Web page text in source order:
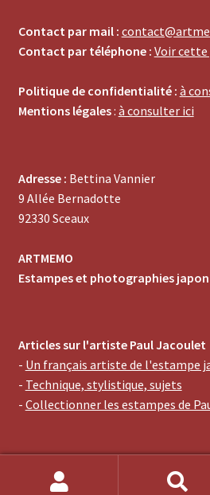
Contact par mail :
Contact par téléphone : Voir cette
Politique de confidentialité : à
Mentions légales: à consulter ici
Adresse : Bettina Vannier
9 Allée Bernadotte
92330 Sceaux
ARTMEMO
Estampes et photographies
Articles sur l'artiste Paul Jacoulet
- Un français artiste de l'estampe
- Technique, stylistique, sujets
- Collectionner les estampes de
Recherche
Recherche